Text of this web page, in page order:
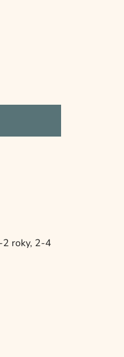
roky, 2-4